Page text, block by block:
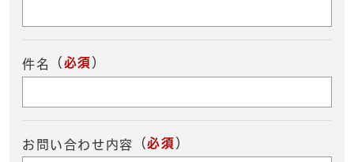
件名 （ 必須 ）
お問い合わせ内容 （必須 ）